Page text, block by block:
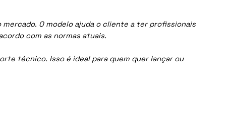
O modelo ajuda o cliente a ter profissionais
com as normas atuais.
técnico. Isso é ideal para quem quer lançar ou